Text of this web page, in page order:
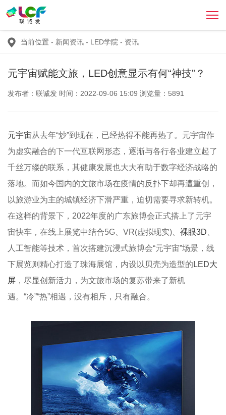
当前位置 - 新闻资讯 - LED学院 - 资讯
元宇宙赋能文旅，LED创意显示有何“神技”？
发布者：联诚发 时间：2022-09-06 15:09 浏览量：5891
元宇宙从去年“炒”到现在，已经热得不能再热了。元宇宙作
为虚实融合的下一代互联网形态，逐渐与各行各业建立起了
千丝万缕的联系，其健康发展也大大有助于数字经济战略的
落地。而如今国内的文旅市场在疫情的反扑下却再遭重创，
以旅游业为主的城镇经济下滑严重，迫切需要寻求新转机。
在这样的背景下，2022年度的广东旅博会正式搭上了元宇
宙快车，在线上展览中结合5G、VR(虚拟现实)、 裸眼3D
人工智能等技术，首次搭建沉浸式旅博会“元宇宙”场景，线
下展览则精心打造了珠海展馆，内设以贝壳为造型的 LED大
屏 ，尽显创新活力，为文旅市场的复苏带来了新机
遇。“冷”“热”相遇，没有相斥，只有融合。